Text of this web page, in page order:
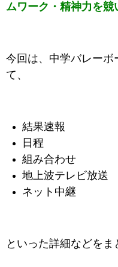
ムワーク・精神力を競
今回は、中学バレー
て、
結果速報
日程
組み合わせ
地上波テレビ放送
ネット中継
といった詳細などをま